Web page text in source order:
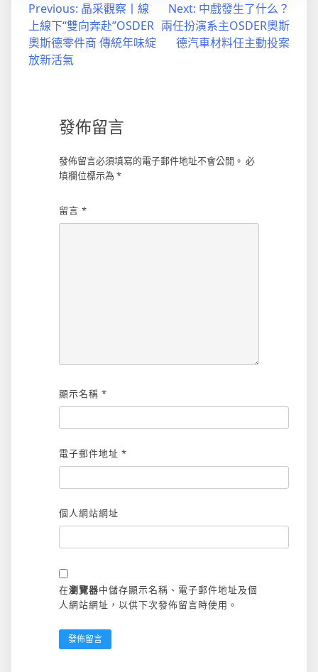
Previous: 晶采觀察丨線
上線下“雙向奔赴”OSDER
奧斯德零件商 傳統年味綻
放新活氣
Next: 中戲發生了什么？
兩任扮演系主OSDER奧斯
德汽車材料任主動投案
發佈留言
發佈留言必須填寫的電子郵件地址不會公開。 必
填欄位標示為 *
留言 *
顯示名稱 *
電子郵件地址 *
個人網站網址
在瀏覽器中儲存顯示名稱、電子郵件地址及個
人網站網址，以供下次發佈留言時使用。